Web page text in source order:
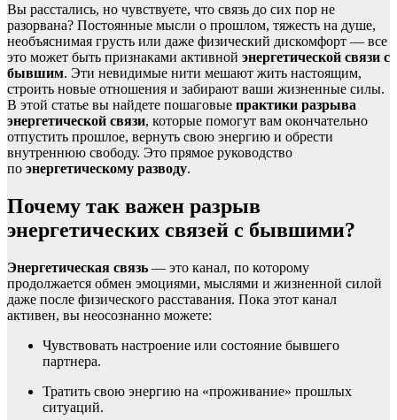
Вы расстались, но чувствуете, что связь до сих пор не
разорвана? Постоянные мысли о прошлом, тяжесть на душе,
необъяснимая грусть или даже физический дискомфорт — все
это может быть признаками активной энергетической связи с
бывшим. Эти невидимые нити мешают жить настоящим,
строить новые отношения и забирают ваши жизненные силы.
В этой статье вы найдете пошаговые практики разрыва
энергетической связи, которые помогут вам окончательно
отпустить прошлое, вернуть свою энергию и обрести
внутреннюю свободу. Это прямое руководство
по энергетическому разводу.
Почему так важен разрыв
энергетических связей с бывшими?
Энергетическая связь — это канал, по которому
продолжается обмен эмоциями, мыслями и жизненной силой
даже после физического расставания. Пока этот канал
активен, вы неосознанно можете:
Чувствовать настроение или состояние бывшего
партнера.
Тратить свою энергию на «проживание» прошлых
ситуаций.